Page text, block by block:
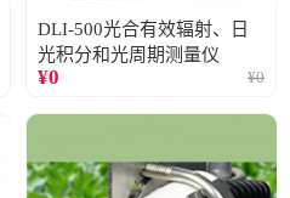
DLI-500光合有效辐射、日
光积分和光周期测量仪
¥0 ¥0